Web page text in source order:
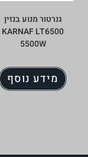
גנרטור מנוע בנזין
KARNAF LT6500
5500W
מידע נוסף